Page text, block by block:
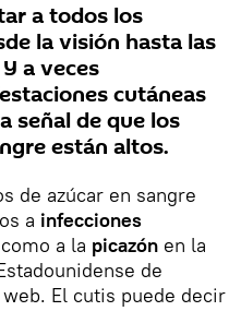
a todos los
la visión hasta las
a veces
cutáneas
señal de que los
están altos.
de azúcar en sangre
a infecciones
a la picazón en la
de
El cutis puede decir